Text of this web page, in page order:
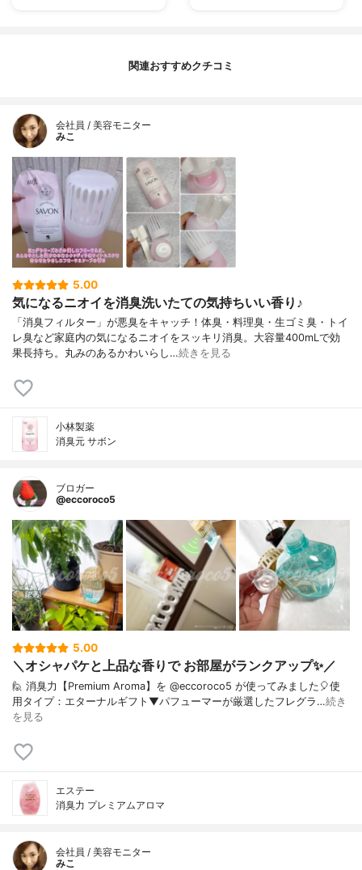
関連おすすめクチコミ
会社員 / 美容モニター
みこ
5.00
気になるニオイを消臭洗いたての気持ちいい香り♪
「消臭フィルター」が悪臭をキャッチ！体臭・料理臭・生ゴミ臭・トイ
レ臭など家庭内の気になるニオイをスッキリ消臭。大容量400mLで効
果長持ち。丸みのあるかわいらし…続きを見る
小林製薬
消臭元 サボン
ブロガー
@eccoroco5
5.00
＼オシャパケと上品な香りで お部屋がランクアップ✨／
🙋 消臭力【Premium Aroma】を @eccoroco5 が使ってみました🎈⁡使
用タイプ：エターナルギフト⁡⁡⁡⁡⁡▼⁡⁡パフューマーが厳選したフレグラ…続き
を見る
エステー
消臭力 プレミアムアロマ
会社員 / 美容モニター
みこ